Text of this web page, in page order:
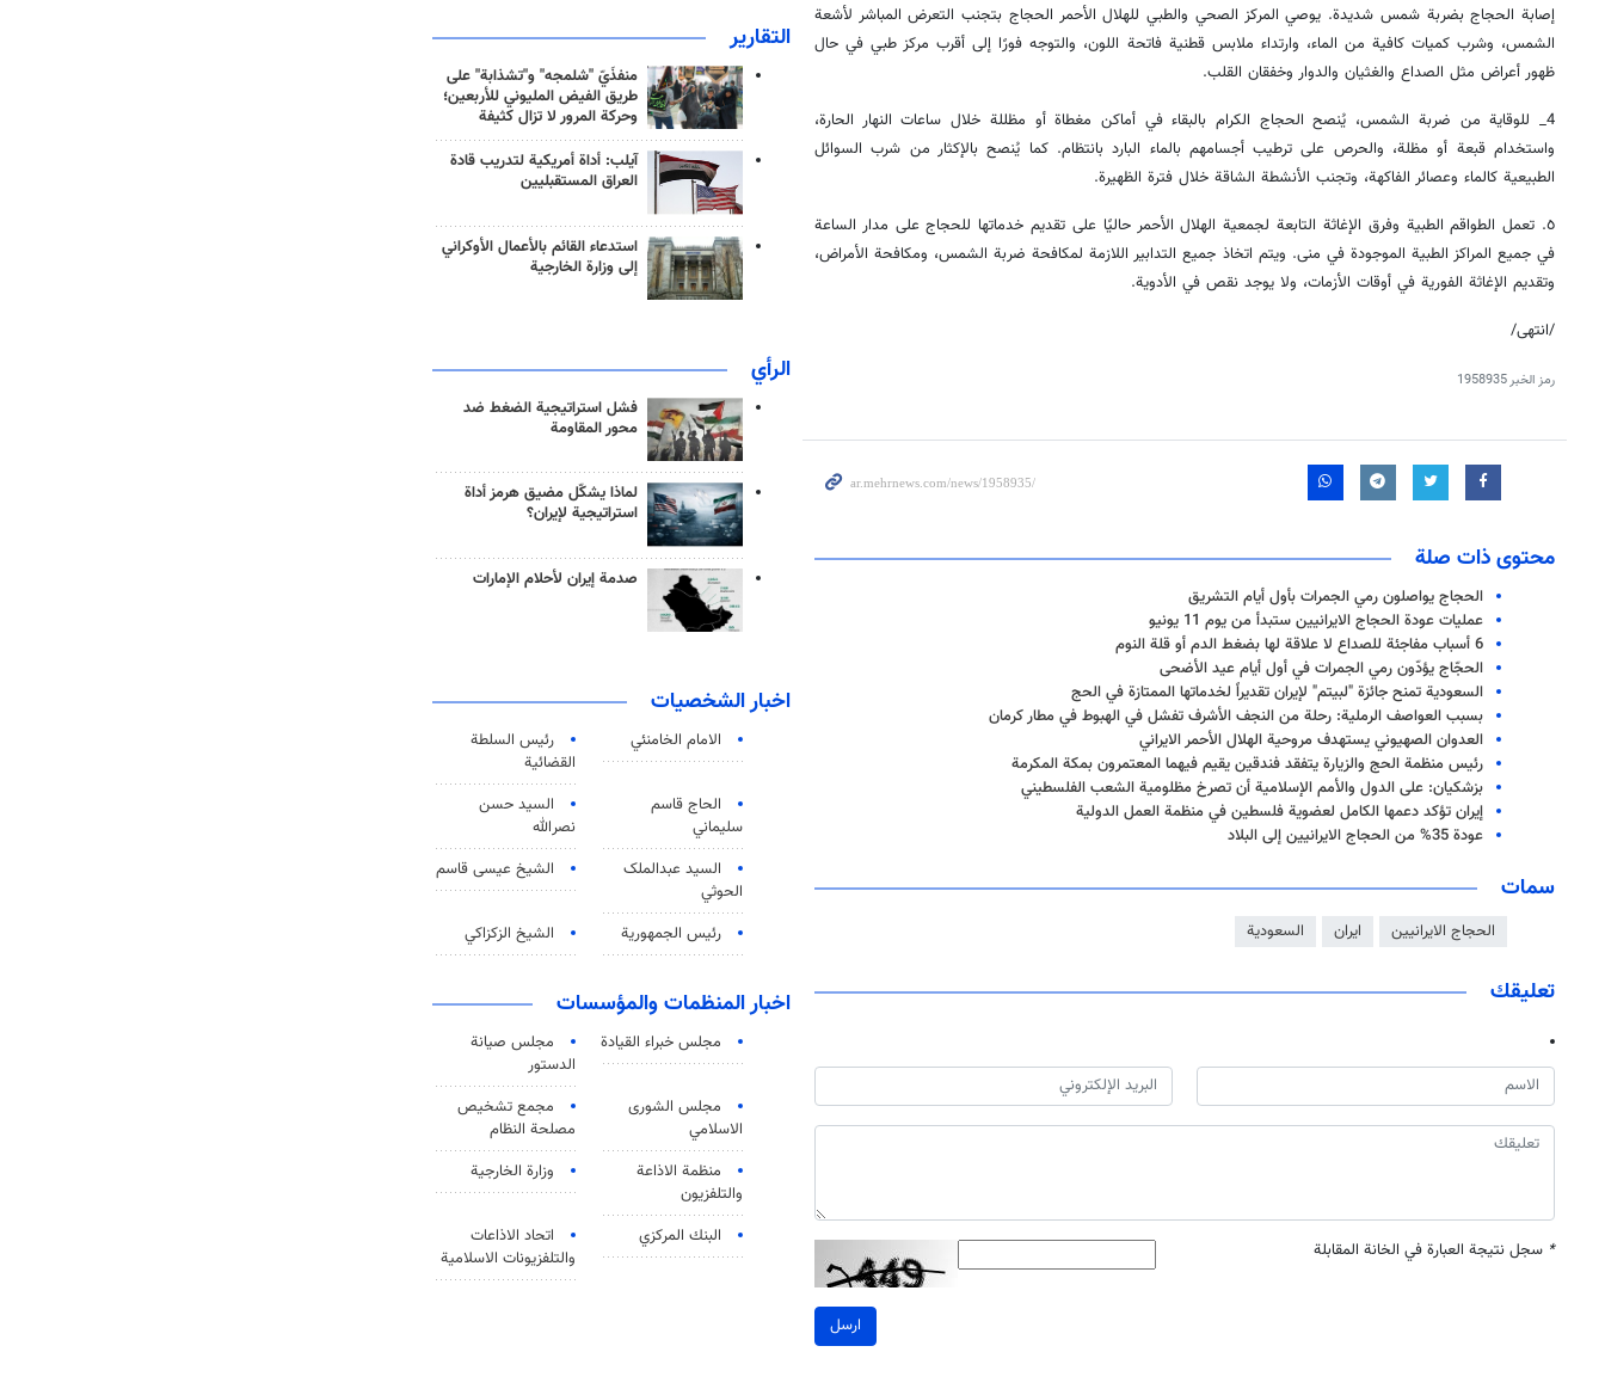
إصابة الحجاج بضربة شمس شديدة. يوصي المركز الصحي والطبي للهلال الأحمر الحجاج بتجنب التعرض المباشر لأشعة
الشمس، وشرب كميات كافية من الماء، وارتداء ملابس قطنية فاتحة اللون، والتوجه فورًا إلى أقرب مركز طبي في حال
ظهور أعراض مثل الصداع والغثيان والدوار وخفقان القلب.
4_ للوقاية من ضربة الشمس، يُنصح الحجاج الكرام بالبقاء في أماكن مغطاة أو مظللة خلال ساعات النهار الحارة،
واستخدام قبعة أو مظلة، والحرص على ترطيب أجسامهم بالماء البارد بانتظام. كما يُنصح بالإكثار من شرب السوائل
الطبيعية كالماء وعصائر الفاكهة، وتجنب الأنشطة الشاقة خلال فترة الظهيرة.
٥. تعمل الطواقم الطبية وفرق الإغاثة التابعة لجمعية الهلال الأحمر حاليًا على تقديم خدماتها للحجاج على مدار الساعة
في جميع المراكز الطبية الموجودة في منى. ويتم اتخاذ جميع التدابير اللازمة لمكافحة ضربة الشمس، ومكافحة الأمراض،
وتقديم الإغاثة الفورية في أوقات الأزمات، ولا يوجد نقص في الأدوية.
/انتهى/
رمز الخبر1958935
محتوى ذات صلة
الحجاج يواصلون رمي الجمرات بأول أيام التشريق
عمليات عودة الحجاج الايرانيين ستبدأ من يوم 11 يونيو
6 أسباب مفاجئة للصداع لا علاقة لها بضغط الدم أو قلة النوم
الحجّاج يؤدّون رمي الجمرات في أول أيام عيد الأضحى
السعودية تمنح جائزة "لبيتم" لإيران تقديراً لخدماتها الممتازة في الحج
بسبب العواصف الرملية: رحلة من النجف الأشرف تفشل في الهبوط في مطار كرمان
العدوان الصهيوني يستهدف مروحية الهلال الأحمر الايراني
رئيس منظمة الحج والزيارة يتفقد فندقين يقيم فيهما المعتمرون بمكة المكرمة
بزشكيان: على الدول والأمم الإسلامية أن تصرخ مظلومية الشعب الفلسطيني
إيران تؤكد دعمها الكامل لعضوية فلسطين في منظمة العمل الدولية
عودة 35% من الحجاج الایرانیین إلى البلاد
سمات
الحجاج الايرانيين ايران السعودية
تعليقك
* سجل نتيجة العبارة في الخانة المقابلة
ارسل
التقارير
منفذَيّ "شلمجه" و"تشذابة" على
طريق الفيض المليوني للأربعين؛
وحركة المرور لا تزال كثيفة
آيلب: أداة أمريكية لتدريب قادة
العراق المستقبليين
استدعاء القائم بالأعمال الأوكراني
إلى وزارة الخارجية
الرأي
فشل استراتيجية الضغط ضد
محور المقاومة
لماذا يشكّل مضيق هرمز أداة
استراتيجية لإيران؟
صدمة إيران لأحلام الإمارات
اخبار الشخصيات
الامام الخامنئي
رئیس السلطة
القضائیة
الحاج قاسم
سليماني
السيد حسن
نصرالله
السید عبدالملک
الحوثي
الشيخ عيسى قاسم
رئيس الجمهورية الشيخ الزكزاكي
اخبار المنظمات والمؤسسات
مجلس خبراء القيادة
مجلس صيانة
الدستور
مجلس الشورى
الاسلامي
مجمع تشخيص
مصلحة النظام
منظمة الاذاعة
والتلفزیون
وزارة الخارجية
البنك المركزي
اتحاد الاذاعات
والتلفزيونات الاسلامية